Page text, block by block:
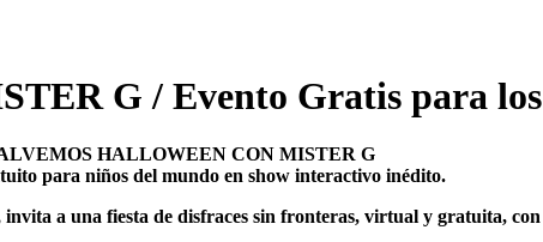
G / Evento Gratis para
HALLOWEEN CON MISTER G
para niños del mundo en show interactivo inédito.
a una fiesta de disfraces sin fronteras, virtual y gratuita,